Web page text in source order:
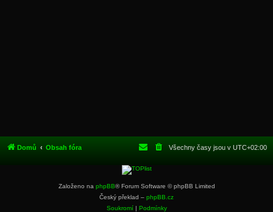
Domů Obsah fóra Všechny časy jsou v UTC+02:00
Založeno na phpBB® Forum Software © phpBB Limited
Český překlad – phpBB.cz
Soukromí| Podmínky